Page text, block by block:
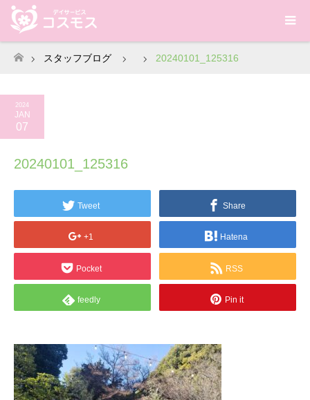
ホーム
スタッフブログ 20240101_125316
2024
JAN
07
20240101_125316
Tweet Share
+1 Hatena
Pocket RSS
feedly Pin it